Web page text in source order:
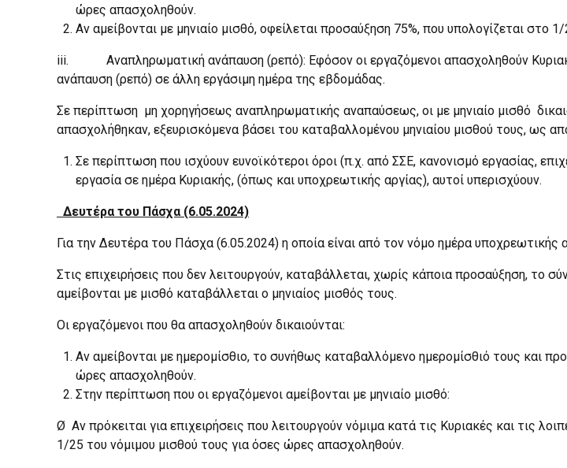
ώρες απασχοληθούν.
Αν αμείβονται με μηνιαίο μισθό, οφείλεται προσαύξηση 75%, που υπολογίζεται
iii. Αναπληρωματική ανάπαυση (ρεπό): Εφόσον οι εργαζόμενοι απασχοληθούν
ανάπαυση (ρεπό) σε άλλη εργάσιμη ημέρα της εβδομάδας.
Σε περίπτωση μη χορηγήσεως αναπληρωματικής αναπαύσεως, οι με μηνιαίο μισθό
απασχολήθηκαν, εξευρισκόμενα βάσει του καταβαλλομένου μηνιαίου μισθού τους, ως
Σε περίπτωση που ισχύουν ευνοϊκότεροι όροι (π.χ. από ΣΣΕ, κανονισμό εργασίας,
εργασία σε ημέρα Κυριακής, (όπως και υποχρεωτικής αργίας), αυτοί υπερισχύουν.
Δευτέρα του Πάσχα (6.05.2024)
Για την Δευτέρα του Πάσχα (6.05.2024) η οποία είναι από τον νόμο ημέρα υποχρεωτικής
Στις επιχειρήσεις που δεν λειτουργούν, καταβάλλεται, χωρίς κάποια προσαύξηση, το
αμείβονται με μισθό καταβάλλεται ο μηνιαίος μισθός τους.
Οι εργαζόμενοι που θα απασχοληθούν δικαιούνται:
Αν αμείβονται με ημερομίσθιο, το συνήθως καταβαλλόμενο ημερομίσθιό τους και
ώρες απασχοληθούν.
Στην περίπτωση που οι εργαζόμενοι αμείβονται με μηνιαίο μισθό:
Ø Αν πρόκειται για επιχειρήσεις που λειτουργούν νόμιμα κατά τις Κυριακές και τις
1/25 του νόμιμου μισθού τους για όσες ώρες απασχοληθούν.